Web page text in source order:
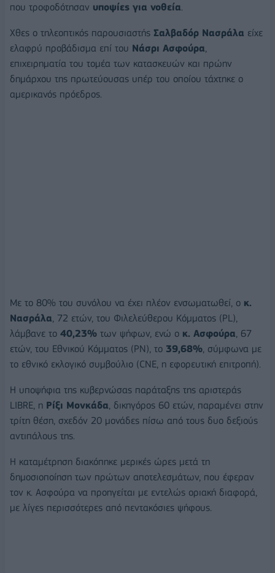
που τροφοδότησαν υποψίες για νοθεία.
Χθες ο τηλεοπτικός παρουσιαστής Σαλβαδόρ Νασράλα είχε
ελαφρύ προβάδισμα επί του Νάσρι Ασφούρα
επιχειρηματία του τομέα των κατασκευών και πρώην
δημάρχου της πρωτεύουσας υπέρ του οποίου τάχτηκε ο
αμερικανός πρόεδρος.
Με το 80% του συνόλου να έχει πλέον ενσωματωθεί, ο κ.
Νασράλα, 72 ετών, του Φιλελεύθερου Κόμματος (PL),
λάμβανε το 40,23% των ψήφων, ενώ ο κ. Ασφούρα, 67
ετών, του Εθνικού Κόμματος (PN), το 39,68%, σύμφωνα με
το εθνικό εκλογικό συμβούλιο (CNE, η εφορευτική επιτροπή).
Η υποψήφια της κυβερνώσας παράταξης της αριστεράς
LIBRE, η Ρίξι Μονκάδα, δικηγόρος 60 ετών, παραμένει στην
τρίτη θέση, σχεδόν 20 μονάδες πίσω από τους δυο δεξιούς
αντιπάλους της.
Η καταμέτρηση διακόπηκε μερικές ώρες μετά τη
δημοσιοποίηση των πρώτων αποτελεσμάτων, που έφεραν
τον κ. Ασφούρα να προηγείται με εντελώς οριακή διαφορά,
με λίγες περισσότερες από πεντακόσιες ψήφους.